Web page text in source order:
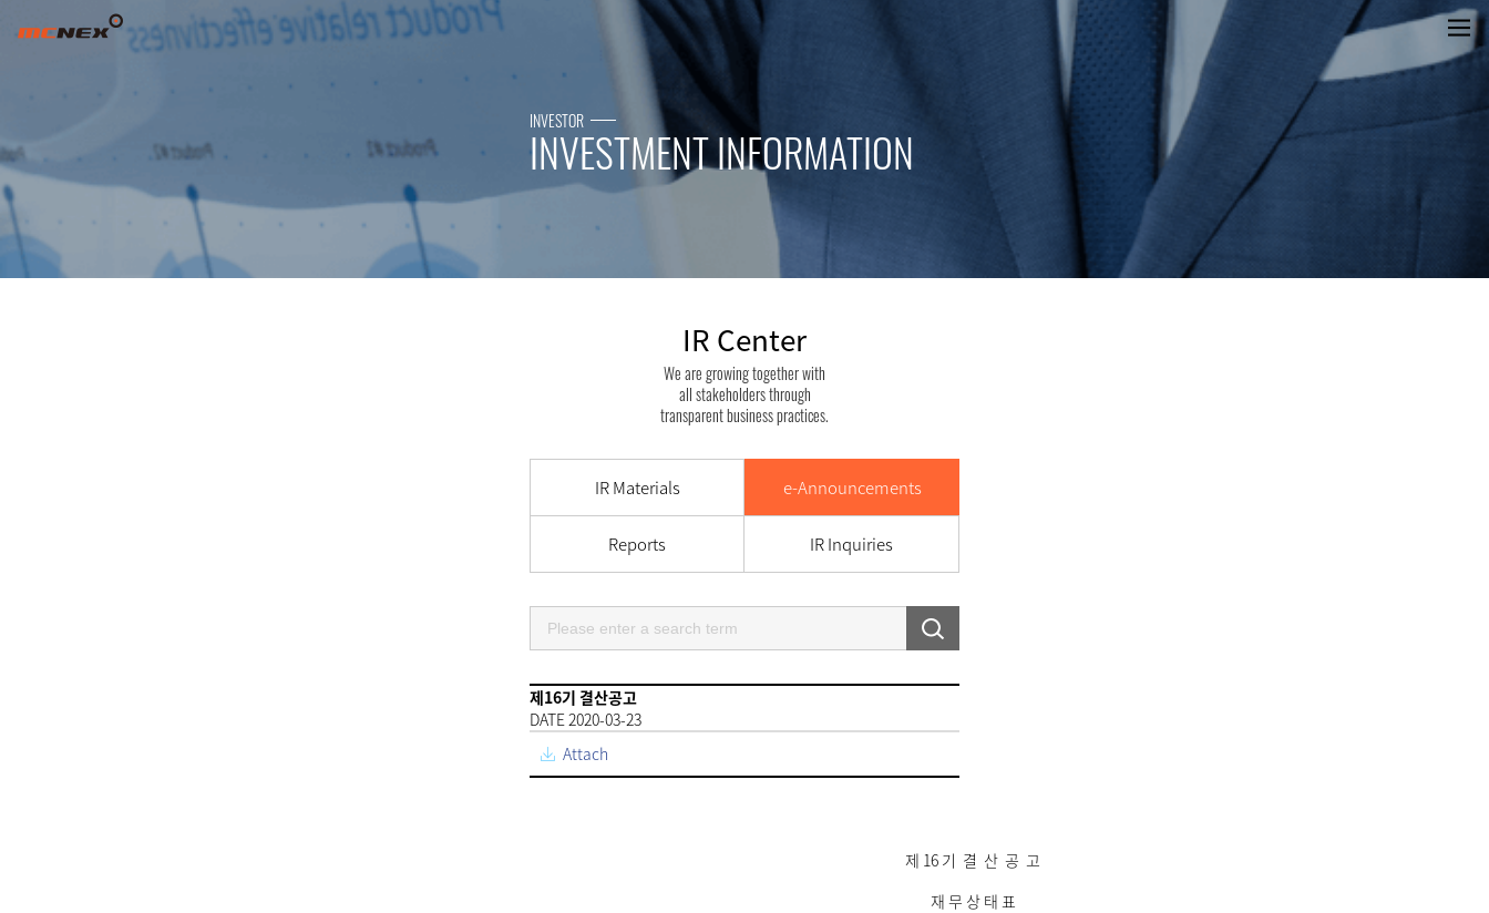
제16기 결산공고
INVESTOR
INVESTMENT INFORMATION
IR Center
We are growing together with
all stakeholders through
transparent business practices.
IR Materials e-Announcements
Reports IR Inquiries
제16기 결산공고
DATE 2020-03-23
Attach
제 16 기 결 산 공 고
재 무 상 태 표